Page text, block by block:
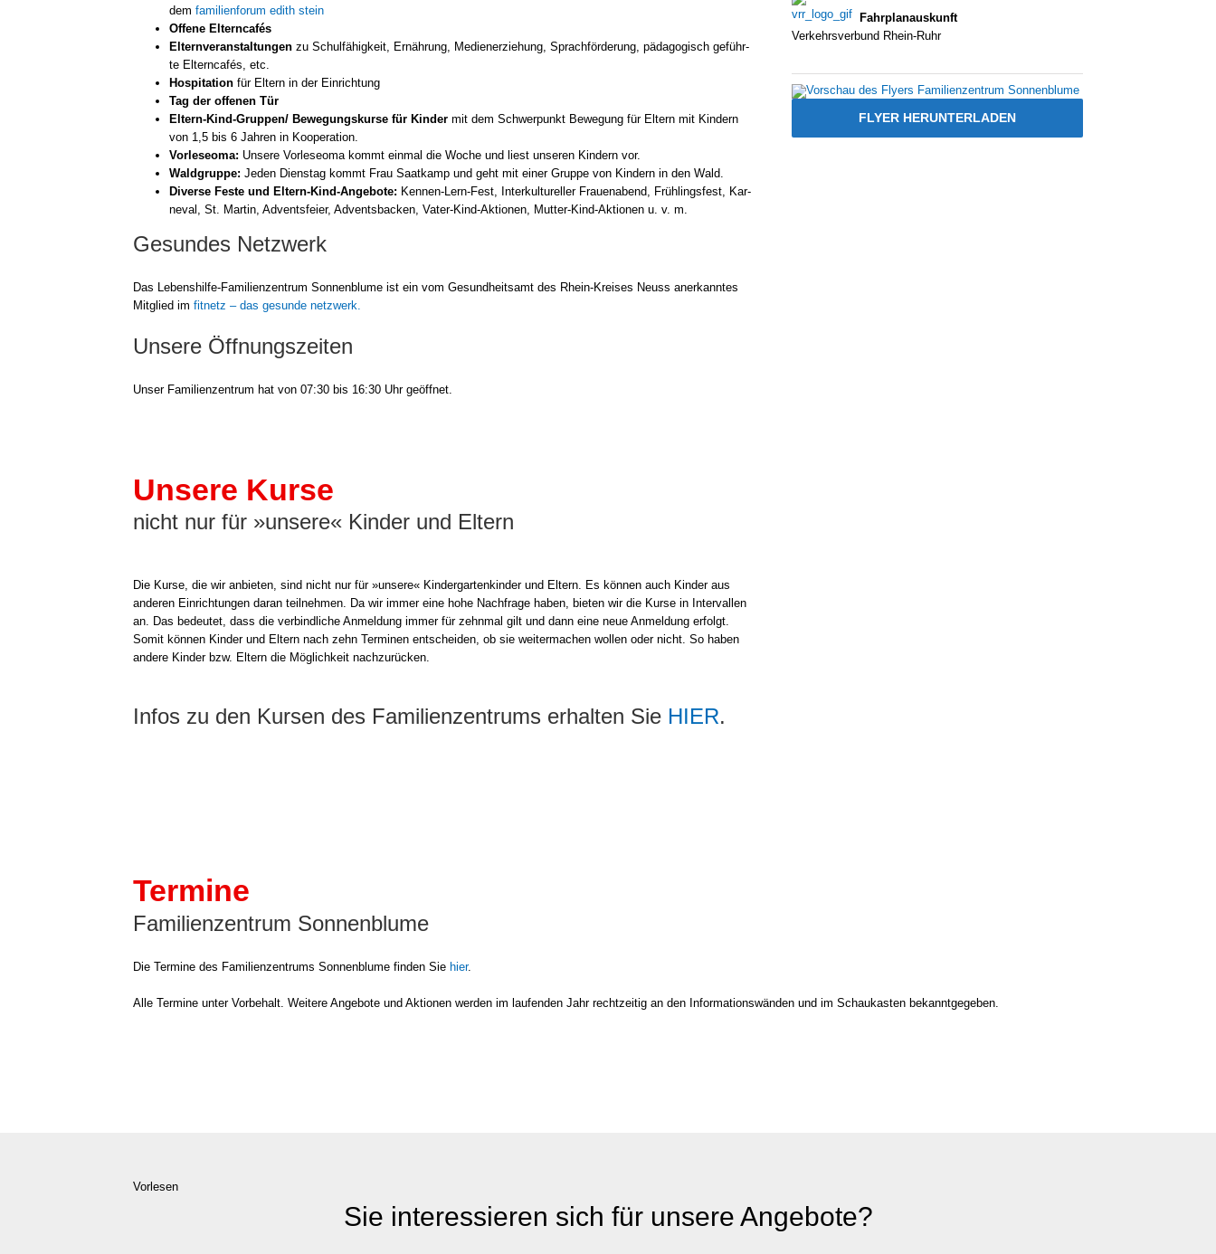
dem fami­li­en­fo­rum edith stein
Offe­ne Eltern­ca­fés
Eltern­ver­an­stal­tun­gen zu Schul­fä­hig­keit, Ernäh­rung, Medi­en­er­zie­hung, Sprach­för­de­rung, päd­ago­gisch geführ­
te Eltern­ca­fés, etc.
Hos­pi­ta­ti­on für Eltern in der Ein­rich­tung
Tag der offe­nen Tür
Eltern-Kind-Gruppen/ Bewe­gungs­kur­se für Kin­der mit dem Schwer­punkt Bewe­gung für Eltern mit Kin­dern
von 1,5 bis 6 Jah­ren in Koope­ra­ti­on.
Vor­le­seo­ma: Unse­re Vor­le­seo­ma kommt ein­mal die Woche und liest unse­ren Kin­dern vor.
Wald­grup­pe: Jeden Diens­tag kommt Frau Saat­kamp und geht mit einer Grup­pe von Kin­dern in den Wald.
Diver­se Fes­te und Eltern-Kind-Angebote: Kennen-Lern-Fest, Inter­kul­tu­rel­ler Frau­en­a­bend, Früh­lings­fest, Kar­
ne­val, St. Mar­tin, Advents­fei­er, Advents­ba­cken, Vater-Kind-Aktionen, Mutter-Kind-Aktionen u. v. m.
Gesundes Netzwerk
Das Lebenshilfe-Familienzentrum Son­nen­blu­me ist ein vom Gesund­heits­amt des Rhein-Kreises Neuss aner­kann­tes
Mit­glied im fit­netz – das gesun­de netz­werk.
Unsere Öffnungszeiten
Unser Fami­li­en­zen­trum hat von 07:30 bis 16:30 Uhr geöff­net.
Fahr­plan­aus­kunft
Ver­kehrs­ver­bund Rhein-Ruhr
FLY­ER HER­UN­TER­LA­DEN
Unsere Kurse
nicht nur für »unsere« Kinder und Eltern
Die Kur­se, die wir anbie­ten, sind nicht nur für »unse­re« Kin­der­gar­ten­kin­der und Eltern. Es kön­nen auch Kin­der aus
ande­ren Ein­rich­tun­gen dar­an teil­neh­men. Da wir immer eine hohe Nach­fra­ge haben, bie­ten wir die Kur­se in Inter­val­len
an. Das bedeu­tet, dass die ver­bind­li­che Anmel­dung immer für zehn­mal gilt und dann eine neue Anmel­dung erfolgt.
Somit kön­nen Kin­der und Eltern nach zehn Ter­mi­nen ent­schei­den, ob sie wei­ter­ma­chen wol­len oder nicht. So haben
ande­re Kin­der bzw. Eltern die Mög­lich­keit nach­zu­rü­cken.
Infos zu den Kursen des Familienzentrums erhalten Sie HIER.
Termine
Familienzentrum Sonnenblume
Die Ter­mi­ne des Fami­li­en­zen­trums Son­nen­blu­me fin­den Sie hier.
Alle Ter­mi­ne unter Vor­be­halt. Wei­te­re Ange­bo­te und Aktio­nen wer­den im lau­fen­den Jahr recht­zei­tig an den Infor­ma­ti­ons­wän­den und im Schau­kas­ten bekannt­ge­ge­ben.
Vorlesen
Sie interessieren sich für unsere Angebote?